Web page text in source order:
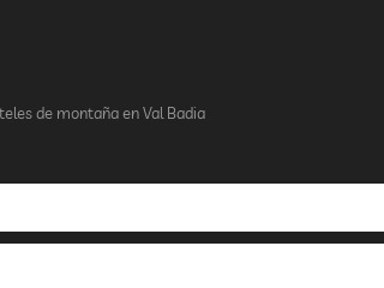
de montaña en Val Badia